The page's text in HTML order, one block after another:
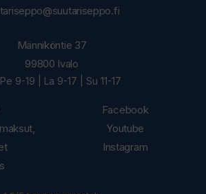
Männiköntie 37
99800 Ivalo
9-19 | La 9-17 | Su 11-17
Facebook
Youtube
Instagram